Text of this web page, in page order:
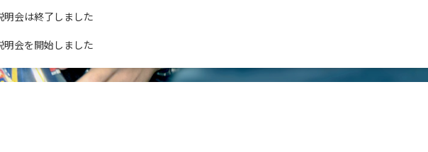
会は終了しました
会を開始しました